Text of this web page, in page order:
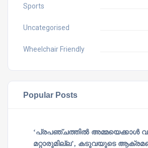
Sports
Uncategorised
Wheelchair Friendly
Popular Posts
‘പ്രപഞ്ചത്തില്‍ അമ്മയെക്കാള്‍
മറ്റാരുമില്ല’, കടുവയുടെ